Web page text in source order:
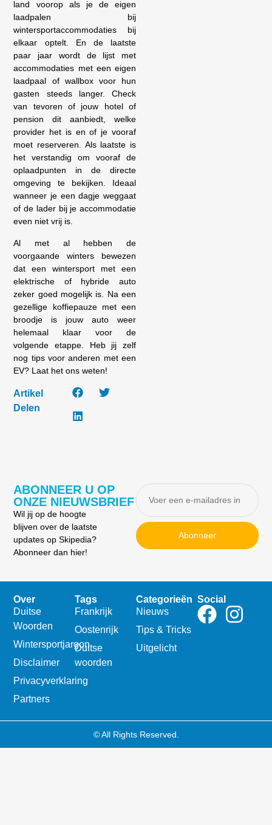
land voorop als je de eigen
laadpalen bij
wintersportaccommodaties bij
elkaar optelt. En de laatste
paar jaar wordt de lijst met
accommodaties met een eigen
laadpaal of wallbox voor hun
gasten steeds langer. Check
van tevoren of jouw hotel of
pension dit aanbiedt, welke
provider het is en of je vooraf
moet reserveren. Als laatste is
het verstandig om vooraf de
oplaadpunten in de directe
omgeving te bekijken. Ideaal
wanneer je een dagje weggaat
of de lader bij je accommodatie
even niet vrij is.
Al met al hebben de
voorgaande winters bewezen
dat een wintersport met een
elektrische of hybride auto
zeker goed mogelijk is. Na een
gezellige koffiepauze met een
broodje is jouw auto weer
helemaal klaar voor de
volgende etappe. Heb jij zelf
nog tips voor anderen met een
EV? Laat het ons weten!
Artikel
Delen
ABONNEER U OP
ONZE NIEUWSBRIEF
Wil jij op de hoogte
blijven over de laatste
updates op Skipedia?
Abonneer dan hier!
Abonneer
Over
Duitse
Woorden
Wintersportjargon
Disclaimer
Privacyverklaring
Partners
Tags
Frankrijk
Oostenrijk
Duitse
woorden
Categorieën
Nieuws
Tips & Tricks
Uitgelicht
Social
© All Rights Reserved.